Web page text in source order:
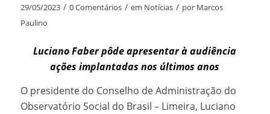
29/05/2023 / 0 Comentários / em Notícias / por Marcos
Paulino
Luciano Faber pôde apresentar à audiência
ações implantadas nos últimos anos
O presidente do Conselho de Administração do
Observatório Social do Brasil – Limeira, Luciano